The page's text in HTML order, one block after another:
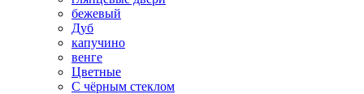
бежевый
Дуб
капучино
венге
Цветные
С чёрным стеклом